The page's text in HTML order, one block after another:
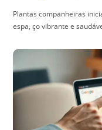
Plantas companheiras
espa, ço vibrante e